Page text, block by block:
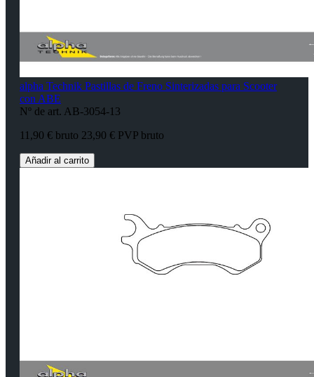
alpha Technik Pastillas de Freno Sinterizadas para Scooter
con ABE
Nº de art. AB-3054-13
11,90 € bruto 23,90 € PVP bruto
Añadir al carrito